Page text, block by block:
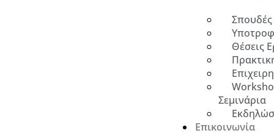
Σπουδές
Θέσεις
Σεμινάρια
Επικοινωνία